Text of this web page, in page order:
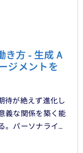
き方 - 生成Ａ
ジメントを
待が絶えず進化し
義な関係を築く能
。パーソナライ